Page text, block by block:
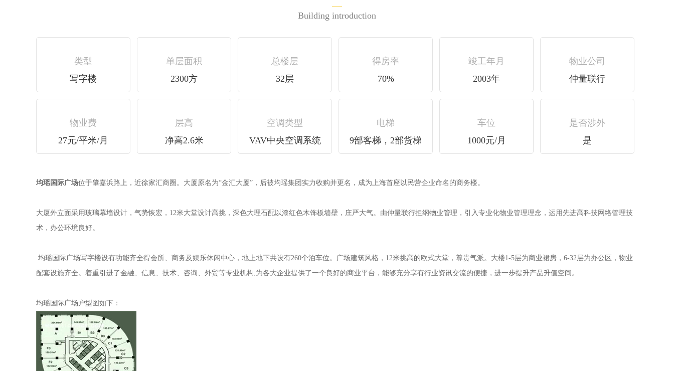
Building introduction
类型
写字楼
单层面积
2300方
总楼层
32层
得房率
70%
竣工年月
2003年
物业公司
仲量联行
物业费
27元/平米/月
层高
净高2.6米
空调类型
VAV中央空调系统
电梯
9部客梯，2部货梯
车位
1000元/月
是否涉外
是
均瑶国际广场位于肇嘉浜路上，近徐家汇商圈。大厦原名为“金汇大厦”，后被均瑶集团实力收购并更名，成为上海首座以民营企业命名的商务楼。
大厦外立面采用玻璃幕墙设计，气势恢宏，12米大堂设计高挑，深色大理石配以漆红色木饰板墙壁，庄严大气。由仲量联行担纲物业管理，引入专业化物业管理理念，运用先进高科技网络管理技
术，办公环境良好。
均瑶国际广场写字楼设有功能齐全得会所、商务及娱乐休闲中心，地上地下共设有260个泊车位。广场建筑风格，12米挑高的欧式大堂，尊贵气派。大楼1-5层为商业裙房，6-32层为办公区，物业
配套设施齐全。着重引进了金融、信息、技术、咨询、外贸等专业机构;为各大企业提供了一个良好的商业平台，能够充分享有行业资讯交流的便捷，进一步提升产品升值空间。
均瑶国际广场户型图如下：